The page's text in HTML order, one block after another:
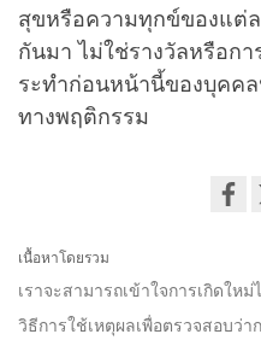
สุขหรือความทุกข์ของแต่
กันมา ไม่ใช่รางวัลหรือก
ระทำก่อนหน้านี้ของบุคค
ทางพฤติกรรม
เนื้อหาโดยรวม
เราจะสามารถเข้าใจการเกิดใหม่
วิธีการใช้เหตุผลเพื่อตรวจสอบว่า